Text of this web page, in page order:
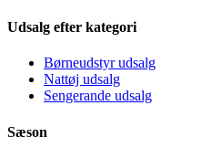
Udsalg efter kategori
Børneudstyr udsalg
Nattøj udsalg
Sengerande udsalg
Sæson